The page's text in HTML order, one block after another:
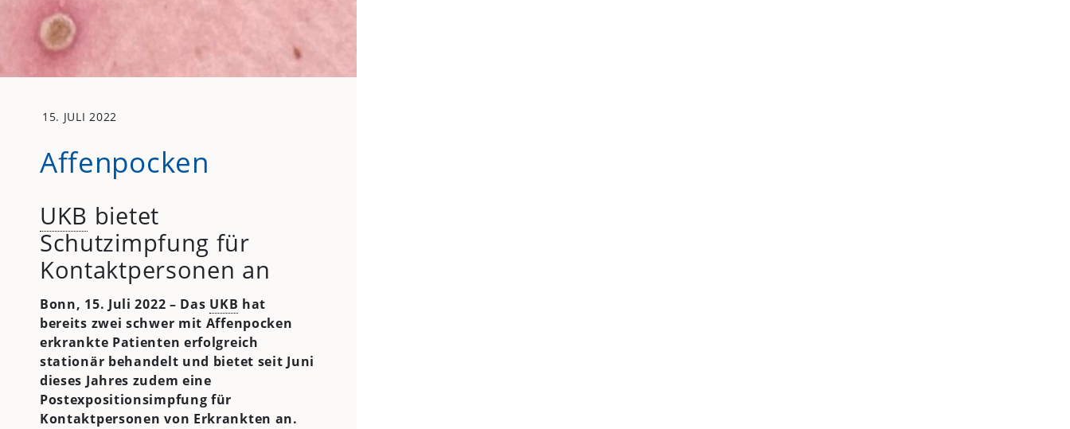
15. JULI 2022
Affenpocken
UKB bietet
Schutzimpfung für
Kontaktpersonen an
Bonn, 15. Juli 2022 – Das UKB hat
bereits zwei schwer mit Affenpocken
erkrankte Patienten erfolgreich
stationär behandelt und bietet seit Juni
dieses Jahres zudem eine
Postexpositionsimpfung für
Kontaktpersonen von Erkrankten an.